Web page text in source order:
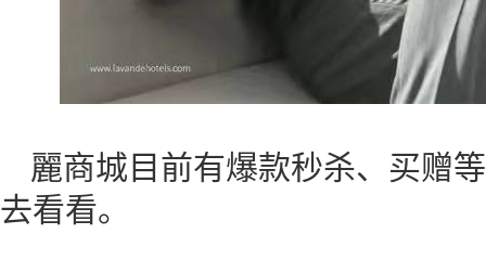
麗商城目前有爆款秒杀、买赠
去看看。